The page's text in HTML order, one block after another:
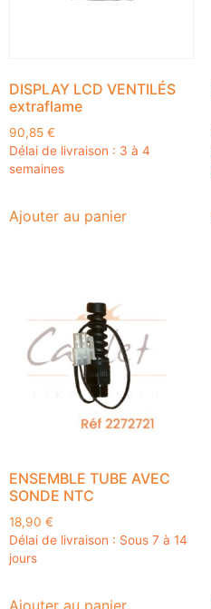
DISPLAY LCD VENTILÉS
extraflame
90,85 €
Délai de livraison : 3 à 4
semaines
Ajouter au panier
ENSEMBLE TUBE AVEC
SONDE NTC
18,90 €
Délai de livraison : Sous 7 à 14
jours